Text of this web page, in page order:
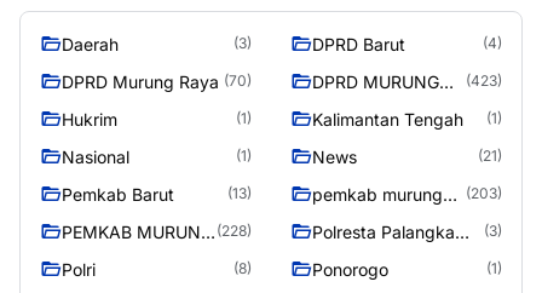
Daerah (3) DPRD Barut (4)
DPRD Murung Raya (70)
DPRD MURUNG
(423)
Hukrim (1) Kalimantan Tengah (1)
Nasional (1) News (21)
Pemkab Barut (13)
pemkab murung
(203)
PEMKAB MURUNG (228)
Polresta Palangka
(3)
Polri (8) Ponorogo (1)